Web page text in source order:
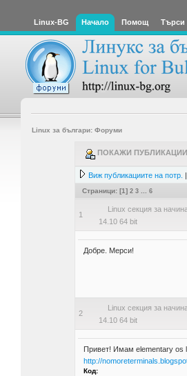
Linux-BG Начало Помощ Търси
Linux за българи: Форуми
ПОКАЖИ ПУБЛИКАЦИИ
Виж публикациите на потр. |
Страници: [1] 2 3 6
1
Linux секция за
14.10 64 bit
Добре. Мерси!
2
Linux секция за
14.10 64 bit
Привет! Имам elementary os
http://
Код: